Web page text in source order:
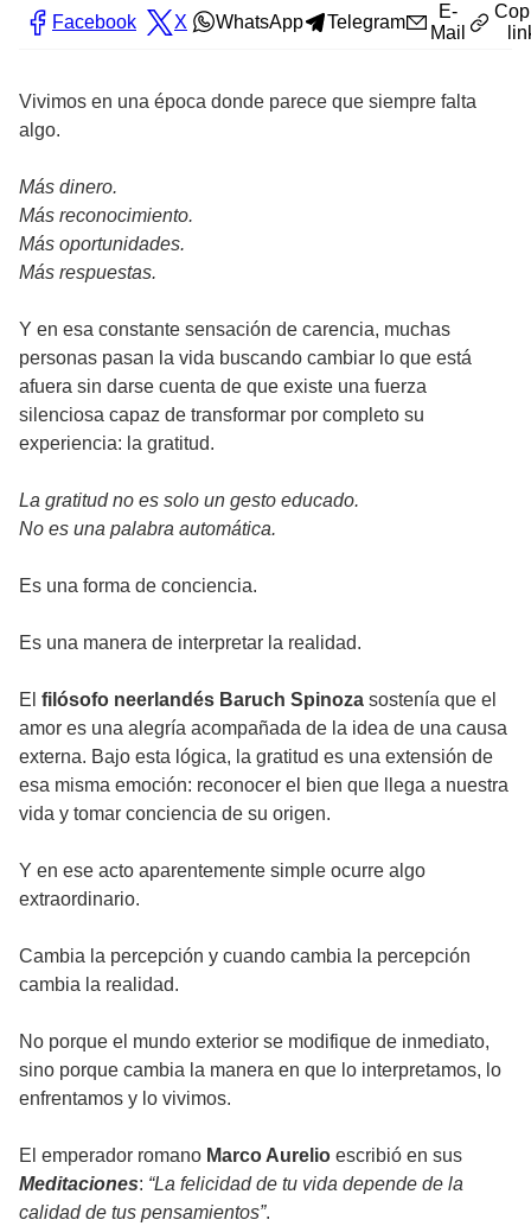
Facebook X WhatsApp Telegram
E-
Mail
Vivimos en una época donde parece que siempre falta
algo.
Más dinero.
Más reconocimiento.
Más oportunidades.
Más respuestas.
Y en esa constante sensación de carencia, muchas
personas pasan la vida buscando cambiar lo que está
afuera sin darse cuenta de que existe una fuerza
silenciosa capaz de transformar por completo su
experiencia: la gratitud.
La gratitud no es solo un gesto educado.
No es una palabra automática.
Es una forma de conciencia.
Es una manera de interpretar la realidad.
El filósofo neerlandés Baruch Spinoza sostenía que el
amor es una alegría acompañada de la idea de una causa
externa. Bajo esta lógica, la gratitud es una extensión de
esa misma emoción: reconocer el bien que llega a nuestra
vida y tomar conciencia de su origen.
Y en ese acto aparentemente simple ocurre algo
extraordinario.
Cambia la percepción y cuando cambia la percepción
cambia la realidad.
No porque el mundo exterior se modifique de inmediato,
sino porque cambia la manera en que lo interpretamos, lo
enfrentamos y lo vivimos.
El emperador romano Marco Aurelio escribió en sus
Meditaciones: “La felicidad de tu vida depende de la
calidad de tus pensamientos”.